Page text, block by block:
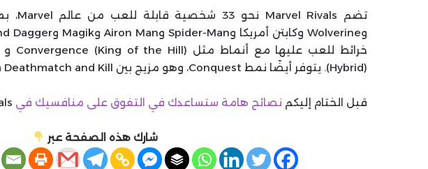
(Hybrid). يتوفر أيضًا نمط Conquest، وهو مزيج بين Team Deathmatch and Kill.
قبل الختام إليكم نصائح هامة ستساعدك في التفوق على منافسيك في
شارك هذه الصفحة عبر